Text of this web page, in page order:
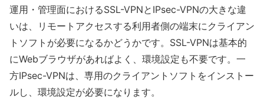
運用・管理面におけるSSL-VPNとIPsec-VPNの大きな違
いは、リモートアクセスする利用者側の端末にクライアン
トソフトが必要になるかどうかです。SSL-VPNは基本的
にWebブラウザがあればよく、環境設定も不要です。一
方IPsec-VPNは、専用のクライアントソフトをインストー
ルし、環境設定が必要になります。